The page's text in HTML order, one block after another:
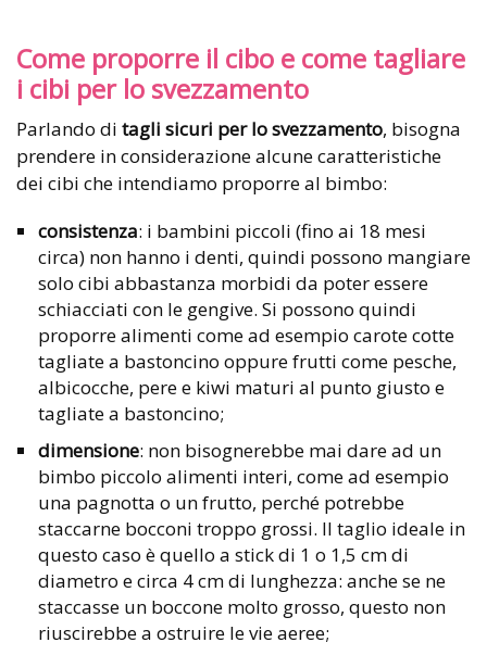
Come proporre il cibo e come tagliare
i cibi per lo svezzamento
Parlando di tagli sicuri per lo svezzamento, bisogna
prendere in considerazione alcune caratteristiche
dei cibi che intendiamo proporre al bimbo:
consistenza: i bambini piccoli (fino ai 18 mesi
circa) non hanno i denti, quindi possono mangiare
solo cibi abbastanza morbidi da poter essere
schiacciati con le gengive. Si possono quindi
proporre alimenti come ad esempio carote cotte
tagliate a bastoncino oppure frutti come pesche,
albicocche, pere e kiwi maturi al punto giusto e
tagliate a bastoncino;
dimensione: non bisognerebbe mai dare ad un
bimbo piccolo alimenti interi, come ad esempio
una pagnotta o un frutto, perché potrebbe
staccarne bocconi troppo grossi. Il taglio ideale in
questo caso è quello a stick di 1 o 1,5 cm di
diametro e circa 4 cm di lunghezza: anche se ne
staccasse un boccone molto grosso, questo non
riuscirebbe a ostruire le vie aeree;